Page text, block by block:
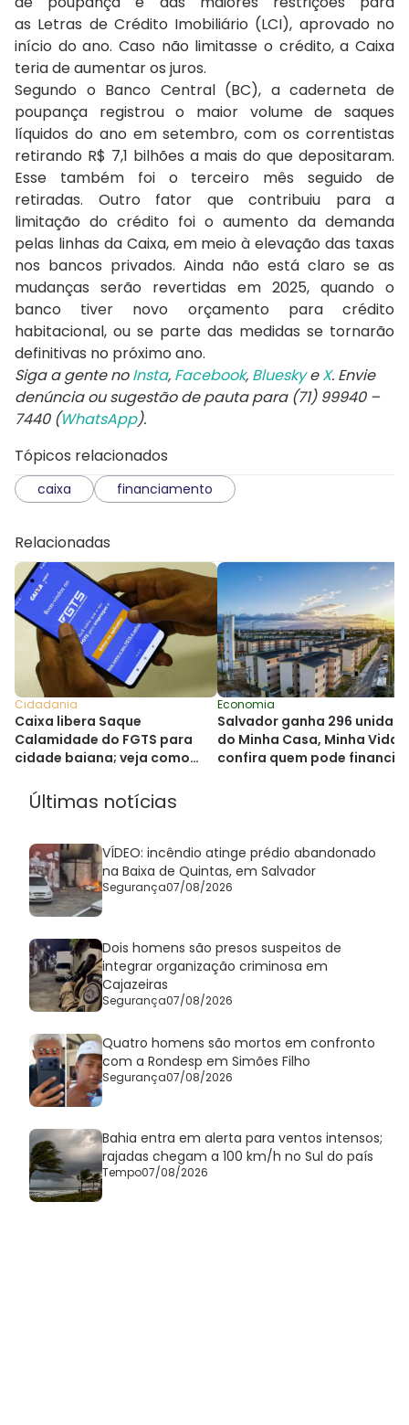
as Letras de Crédito Imobiliário (LCI), aprovado no
início do ano. Caso não limitasse o crédito, a Caixa
teria de aumentar os juros.
Segundo o Banco Central (BC), a caderneta de
poupança registrou o maior volume de saques
líquidos do ano em setembro, com os correntistas
retirando R$ 7,1 bilhões a mais do que depositaram.
Esse também foi o terceiro mês seguido de
retiradas. Outro fator que contribuiu para a
limitação do crédito foi o aumento da demanda
pelas linhas da Caixa, em meio à elevação das taxas
nos bancos privados. Ainda não está claro se as
mudanças serão revertidas em 2025, quando o
banco tiver novo orçamento para crédito
habitacional, ou se parte das medidas se tornarão
definitivas no próximo ano.
Siga a gente noInsta, Facebook, BlueskyeX. Envie
denúncia ou sugestão de pauta para (71) 99940 –
7440 (WhatsApp).
Tópicos relacionados
caixa financiamento
Relacionadas
Cidadania
Caixa libera Saque
Calamidade do FGTS para
cidade baiana; veja como
Economia
Salvador ganha 296
do Minha Casa, Minha Vida;
confira quem pode financiar
Últimas notícias
VÍDEO: incêndio atinge prédio abandonado
na Baixa de Quintas, em Salvador
Segurança07/08/2026
Dois homens são presos suspeitos de
integrar organização criminosa em
Cajazeiras
Segurança07/08/2026
Quatro homens são mortos em confronto
com a Rondesp em Simões Filho
Segurança07/08/2026
Bahia entra em alerta para ventos intensos;
rajadas chegam a 100 km/h no Sul do país
Tempo07/08/2026